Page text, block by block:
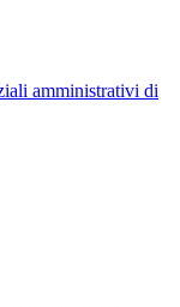
amministrativi di